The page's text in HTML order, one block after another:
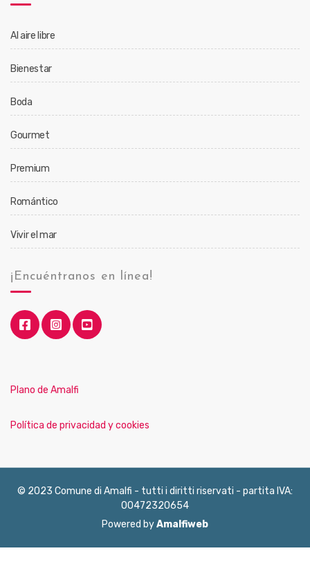
Al aire libre
Bienestar
Boda
Gourmet
Premium
Romántico
Vivir el mar
¡Encuéntranos en línea!
Plano de Amalfi
Política de privacidad y cookies
© 2023 Comune di Amalfi - tutti i diritti riservati - partita IVA:
00472320654
Powered byAmalfiweb